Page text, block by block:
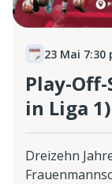
23 Mai 7:30
Play-
in Liga 1)
Dreizehn